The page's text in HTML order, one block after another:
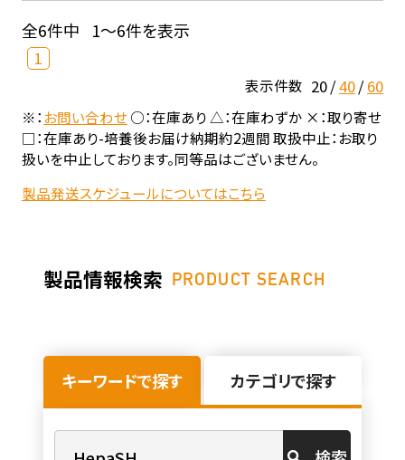
全6件中 1～6件を表示
1
表示件数 20 40 60
※：お問い合わせ○：在庫あり △：在庫わずか ×：取り寄せ
□：在庫あり-培養後お届け納期約2週間 取扱中止：お取り
扱いを中止しております。同等品はございません。
製品発送スケジュールについてはこちら
製品情報検索 PRODUCT SEARCH
キーワードで探す カテゴリで探す